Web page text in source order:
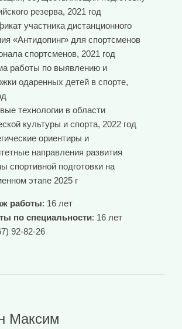
резерва, 2021 год
участника дистанционного
«Антидопинг» для спортсменов
спортсменов, 2021 год
работы по выявлению и
одаренных детей в спорте,
технологии в области
культуры и спорта, 2022 год
ориентиры и
направления развития
спортивной подготовки на
этапе 2025 г
работы: 16 лет
по специальности: 16 лет
92-82-26
Максим